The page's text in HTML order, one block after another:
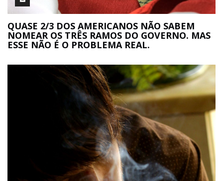
QUASE 2/3 DOS AMERICANOS NÃO SABEM
NOMEAR OS TRÊS RAMOS DO GOVERNO. MAS
ESSE NÃO É O PROBLEMA REAL.